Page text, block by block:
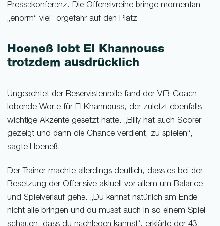
Pressekonferenz. Die Offensivreihe bringe momentan
„enorm“ viel Torgefahr auf den Platz.
Hoeneß lobt El Khannouss
trotzdem ausdrücklich
Ungeachtet der Reservistenrolle fand der VfB-Coach
lobende Worte für El Khannouss, der zuletzt ebenfalls
wichtige Akzente gesetzt hatte. „Billy hat auch Scorer
gezeigt und dann die Chance verdient, zu spielen“,
sagte Hoeneß.
Der Trainer machte allerdings deutlich, dass es bei der
Besetzung der Offensive aktuell vor allem um Balance
und Spielverlauf gehe. „Du kannst natürlich am Ende
nicht alle bringen und du musst auch in so einem Spiel
schauen, dass du nachlegen kannst“, erklärte der 43-